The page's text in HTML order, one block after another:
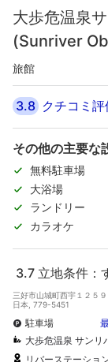
大歩危温泉
(Sunriver
旅館
3.8 クチコミ評
その他の主要な
無料駐車場
大浴場
ランドリー
カラオケ
3.7 立地条件：
三好市山城町西宇１２５
日本, 779-5451
駐車場
大歩危温泉 サンリバ
リバーステーション